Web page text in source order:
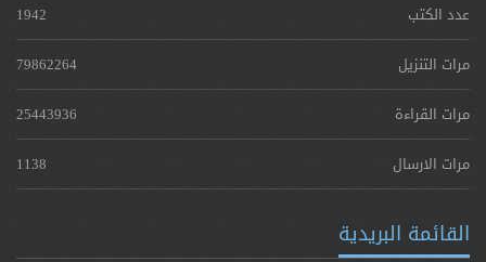
عدد الكتب
1942
مرات التنزيل
79862264
مرات القراءة
25443936
مرات الارسال
1138
القائمة البريدية